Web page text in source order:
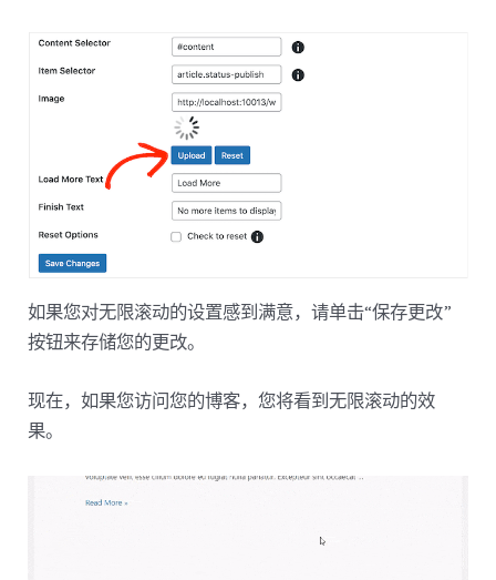
如果您对无限滚动的设置感到满意，请单击“保存更改”
按钮来存储您的更改。
现在，如果您访问您的博客，您将看到无限滚动的效
果。